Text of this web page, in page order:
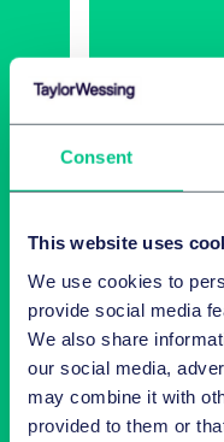
Consent
This website uses
We use cookies to
provide social media
We also share
our social media,
may combine it with
provided to them or
Conférences
Retrouvez les
questions juridiques.
Voir tous les